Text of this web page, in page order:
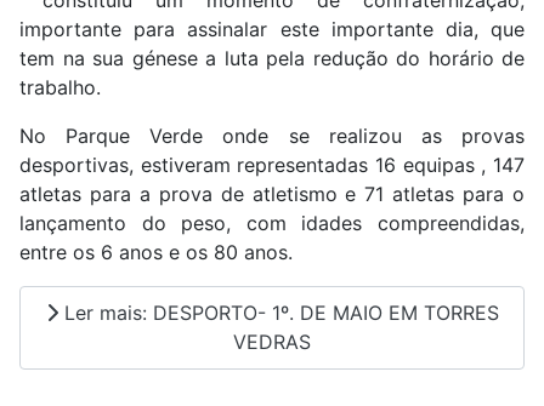
importante para assinalar este importante dia, que
tem na sua génese a luta pela redução do horário de
trabalho.
No Parque Verde onde se realizou as provas
desportivas, estiveram representadas 16 equipas , 147
atletas para a prova de atletismo e 71 atletas para o
lançamento do peso, com idades compreendidas,
entre os 6 anos e os 80 anos.
Ler mais: DESPORTO- 1º. DE MAIO EM TORRES
VEDRAS